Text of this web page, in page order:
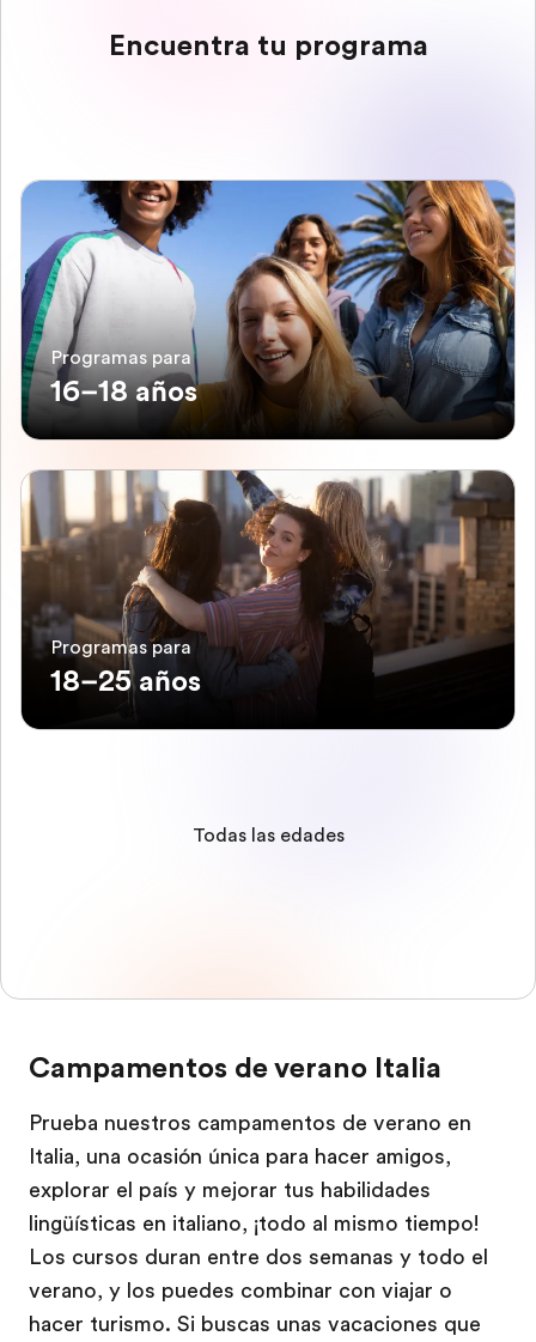
Encuentra tu programa
Programas para
16–18 años
Programas para
18–25 años
Todas las edades
Campamentos de verano Italia
Prueba nuestros campamentos de verano en
Italia, una ocasión única para hacer amigos,
explorar el país y mejorar tus habilidades
lingüísticas en italiano, ¡todo al mismo tiempo!
Los cursos duran entre dos semanas y todo el
verano, y los puedes combinar con viajar o
hacer turismo. Si buscas unas vacaciones que